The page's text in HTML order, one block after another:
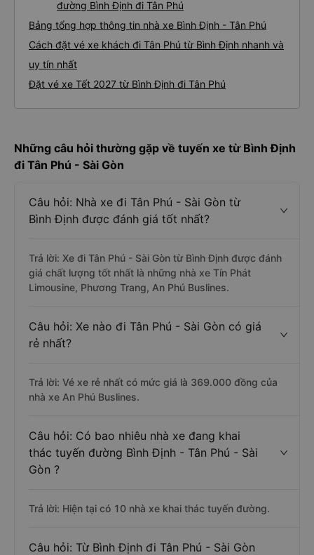
đường Bình Định đi Tân Phú
Bảng tổng hợp thông tin nhà xe Bình Định - Tân Phú
Cách đặt vé xe khách đi Tân Phú từ Bình Định nhanh và
uy tín nhất
Đặt vé xe Tết 2027 từ Bình Định đi Tân Phú
Những câu hỏi thường gặp về tuyến xe từ Bình Định
đi Tân Phú - Sài Gòn
Câu hỏi: Nhà xe đi Tân Phú - Sài Gòn từ
Bình Định được đánh giá tốt nhất?
Trả lời: Xe đi Tân Phú - Sài Gòn từ Bình Định được đánh
giá chất lượng tốt nhất là những nhà xe Tín Phát
Limousine, Phương Trang, An Phú Buslines.
Câu hỏi: Xe nào đi Tân Phú - Sài Gòn có giá
rẻ nhất?
Trả lời: Vé xe rẻ nhất có mức giá là 369.000 đồng của
nhà xe An Phú Buslines.
Câu hỏi: Có bao nhiêu nhà xe đang khai
thác tuyến đường Bình Định - Tân Phú - Sài
Gòn ?
Trả lời: Hiện tại có 10 nhà xe khai thác tuyến đường.
Câu hỏi: Từ Bình Định đi Tân Phú - Sài Gòn